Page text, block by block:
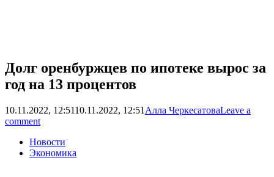
Долг оренбуржцев по ипотеке вырос за
год на 13 процентов
10.11.2022, 12:5110.11.2022, 12:51 Алла ЧеркесатоваLeave a
comment
Новости
Экономика